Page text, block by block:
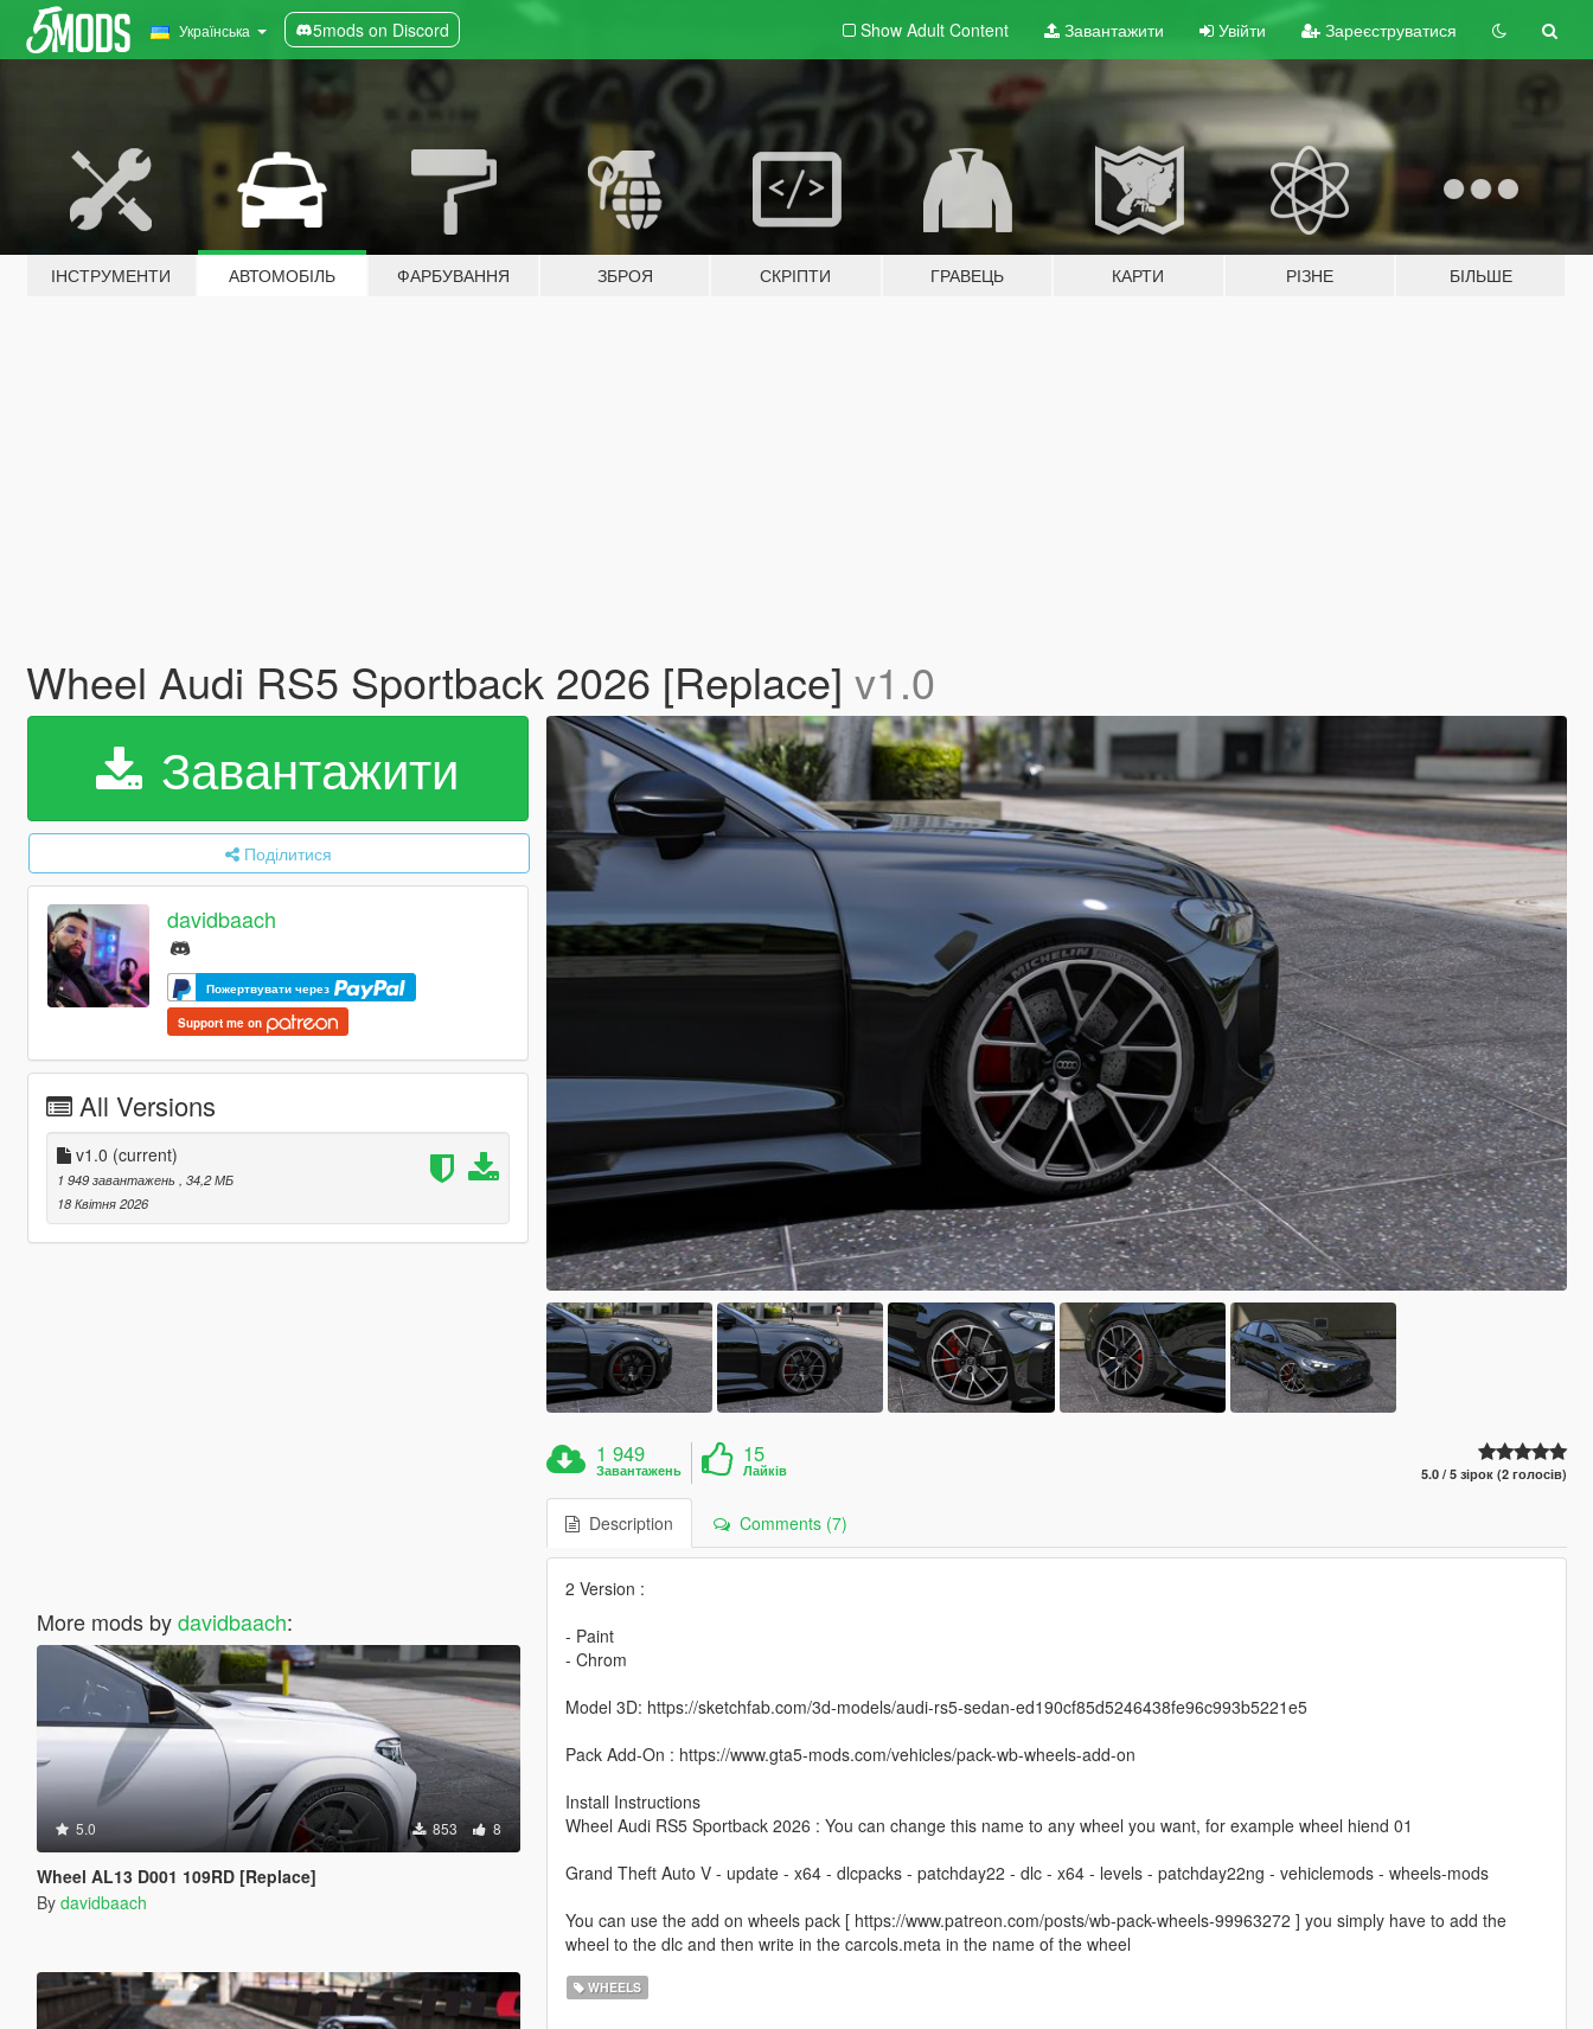
Українська 5mods on Discord Show Adult Content Завантажити Увійти Зареєструватися
ІНСТРУМЕНТИ АВТОМОБІЛЬ ФАРБУВАННЯ ЗБРОЯ СКРІПТИ ГРАВЕЦЬ КАРТИ РІЗНЕ БІЛЬШЕ
Wheel Audi RS5 Sportback 2026 [Replace] v1.0
Завантажити
Поділитися
davidbaach
Пожертвувати через
Support me on
All Versions
v1.0 (current)
1 949 завантажень
, 34,2 МБ
18 Квітня 2026
More mods bydavidbaach:
5.0 853 8
Wheel AL13 D001 109RD [Replace]
By davidbaach
1 949
Завантажень
15
Лайків 5.0 / 5 зірок (2 голосів)
Description Comments (7)
2 Version :
- Paint
- Chrom
Model 3D: https://sketchfab.com/3d-models/audi-rs5-sedan-ed190cf85d5246438fe96c993b5221e5
Pack Add-On : https://www.gta5-mods.com/vehicles/pack-wb-wheels-add-on
Install Instructions
Wheel Audi RS5 Sportback 2026 : You can change this name to any wheel you want, for example wheel hiend 01
Grand Theft Auto V - update - x64 - dlcpacks - patchday22 - dlc - x64 - levels - patchday22ng - vehiclemods - wheels-mods
You can use the add on wheels pack [ https://www.patreon.com/posts/wb-pack-wheels-99963272 ] you simply have to add the
wheel to the dlc and then write in the carcols.meta in the name of the wheel
WHEELS